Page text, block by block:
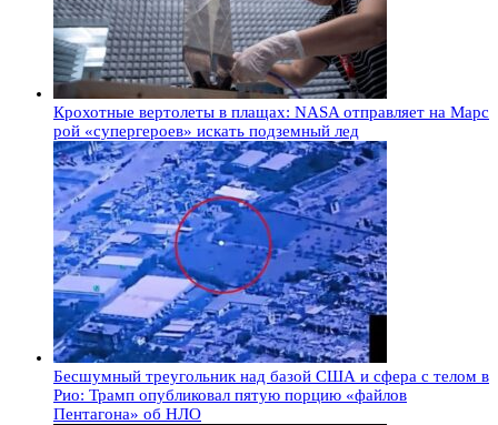
Крохотные вертолеты в плащах: NASA отправляет на Марс
рой «супергероев» искать подземный лед
Бесшумный треугольник над базой США и сфера с телом в
Рио: Трамп опубликовал пятую порцию «файлов
Пентагона» об НЛО